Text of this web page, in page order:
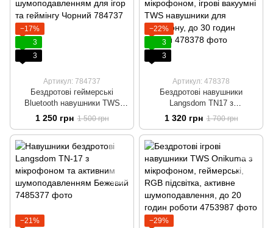
−17%
3
3
Артикул: 784737
Бездротові геймерські
Bluetooth навушники TWS
BX16 з ігровим режимом, LED
підсвіткою та
шумоподавленням для ігор та
геймінгу Чорний
1 250 грн 1 500 грн
−22%
3
3
Артикул: 478378
Бездротові навушники
Langsdom TN17 з
шумоподавленням, Bluetooth
5.4 та мікрофоном, ігрові
вакуумні TWS навушники для
телефону, до 30 годин роботи
1 320 грн 1 700 грн
−21%
−29%